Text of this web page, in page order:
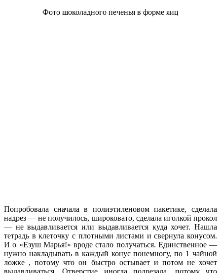
Фото шоколадного печенья в форме яиц
Попробовала сначала в полиэтиленовом пакетике, сделала
надрез — не получилось, широковато, сделала иголкой прокол
— не выдавливается или выдавливается куда хочет. Нашла
тетрадь в клеточку с плотными листами и свернула конусом.
И о «Езуш Марья!» вроде стало получаться. Единственное —
нужно накладывать в каждый конус понемногу, по 1 чайной
ложке , потому что он быстро остывает и потом не хочет
выдавливаться. Отверстие иногда подрезала, потому что